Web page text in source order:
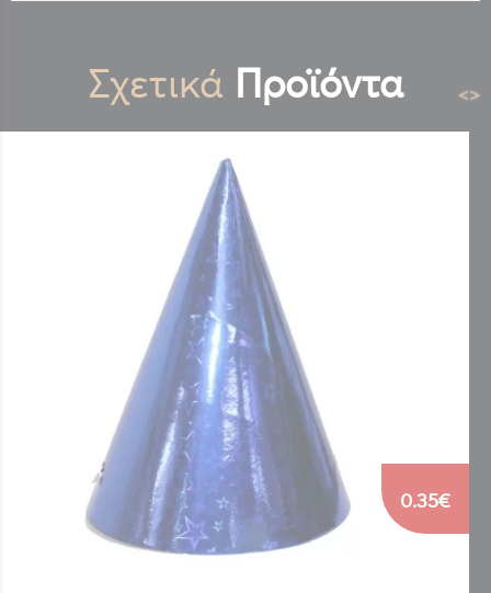
Σχετικά Προϊόντα
0.35€
<>